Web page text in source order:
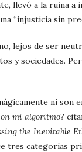
llevó a la ruina a
“injusticia sin
lejos de ser
y sociedades.
ni son
mi algoritmo?
the Inevitable
tres categorías